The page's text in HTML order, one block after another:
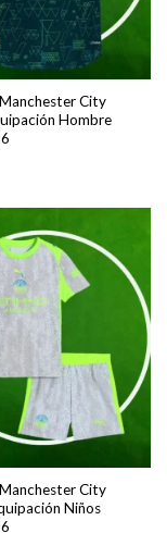
City
Hombre
City
Niños